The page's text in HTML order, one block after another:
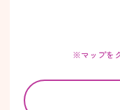
※マップを